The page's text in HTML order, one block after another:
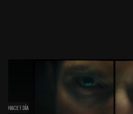
HACE 1 DÍA